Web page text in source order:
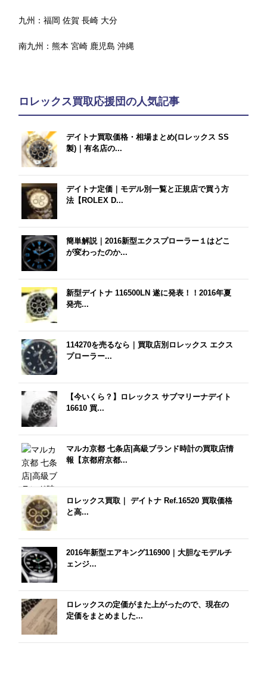
九州：福岡 佐賀 長崎 大分
南九州：熊本 宮崎 鹿児島 沖縄
ロレックス買取応援団の人気記事
デイトナ買取価格・相場まとめ(ロレックス SS
製)｜有名店の...
デイトナ定価｜モデル別一覧と正規店で買う方
法【ROLEX D...
簡単解説｜2016新型エクスプローラー１はどこ
が変わったのか...
新型デイトナ 116500LN 遂に発表！！2016年夏
発売...
114270を売るなら｜買取店別ロレックス エクス
プローラー...
【今いくら？】ロレックス サブマリーナデイト
16610 買...
マルカ京都 七条店|高級ブランド時計の買取店情
報【京都府京都...
ロレックス買取｜ デイトナ Ref.16520 買取価格
と高...
2016年新型エアキング116900｜大胆なモデルチ
ェンジ...
ロレックスの定価がまた上がったので、現在の
定価をまとめました...